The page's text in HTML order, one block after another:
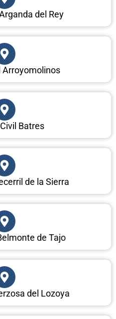
del Rey
Arroyomolinos
Batres
de la Sierra
de Tajo
del Lozoya